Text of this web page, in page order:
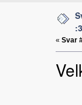
:3
« Svar